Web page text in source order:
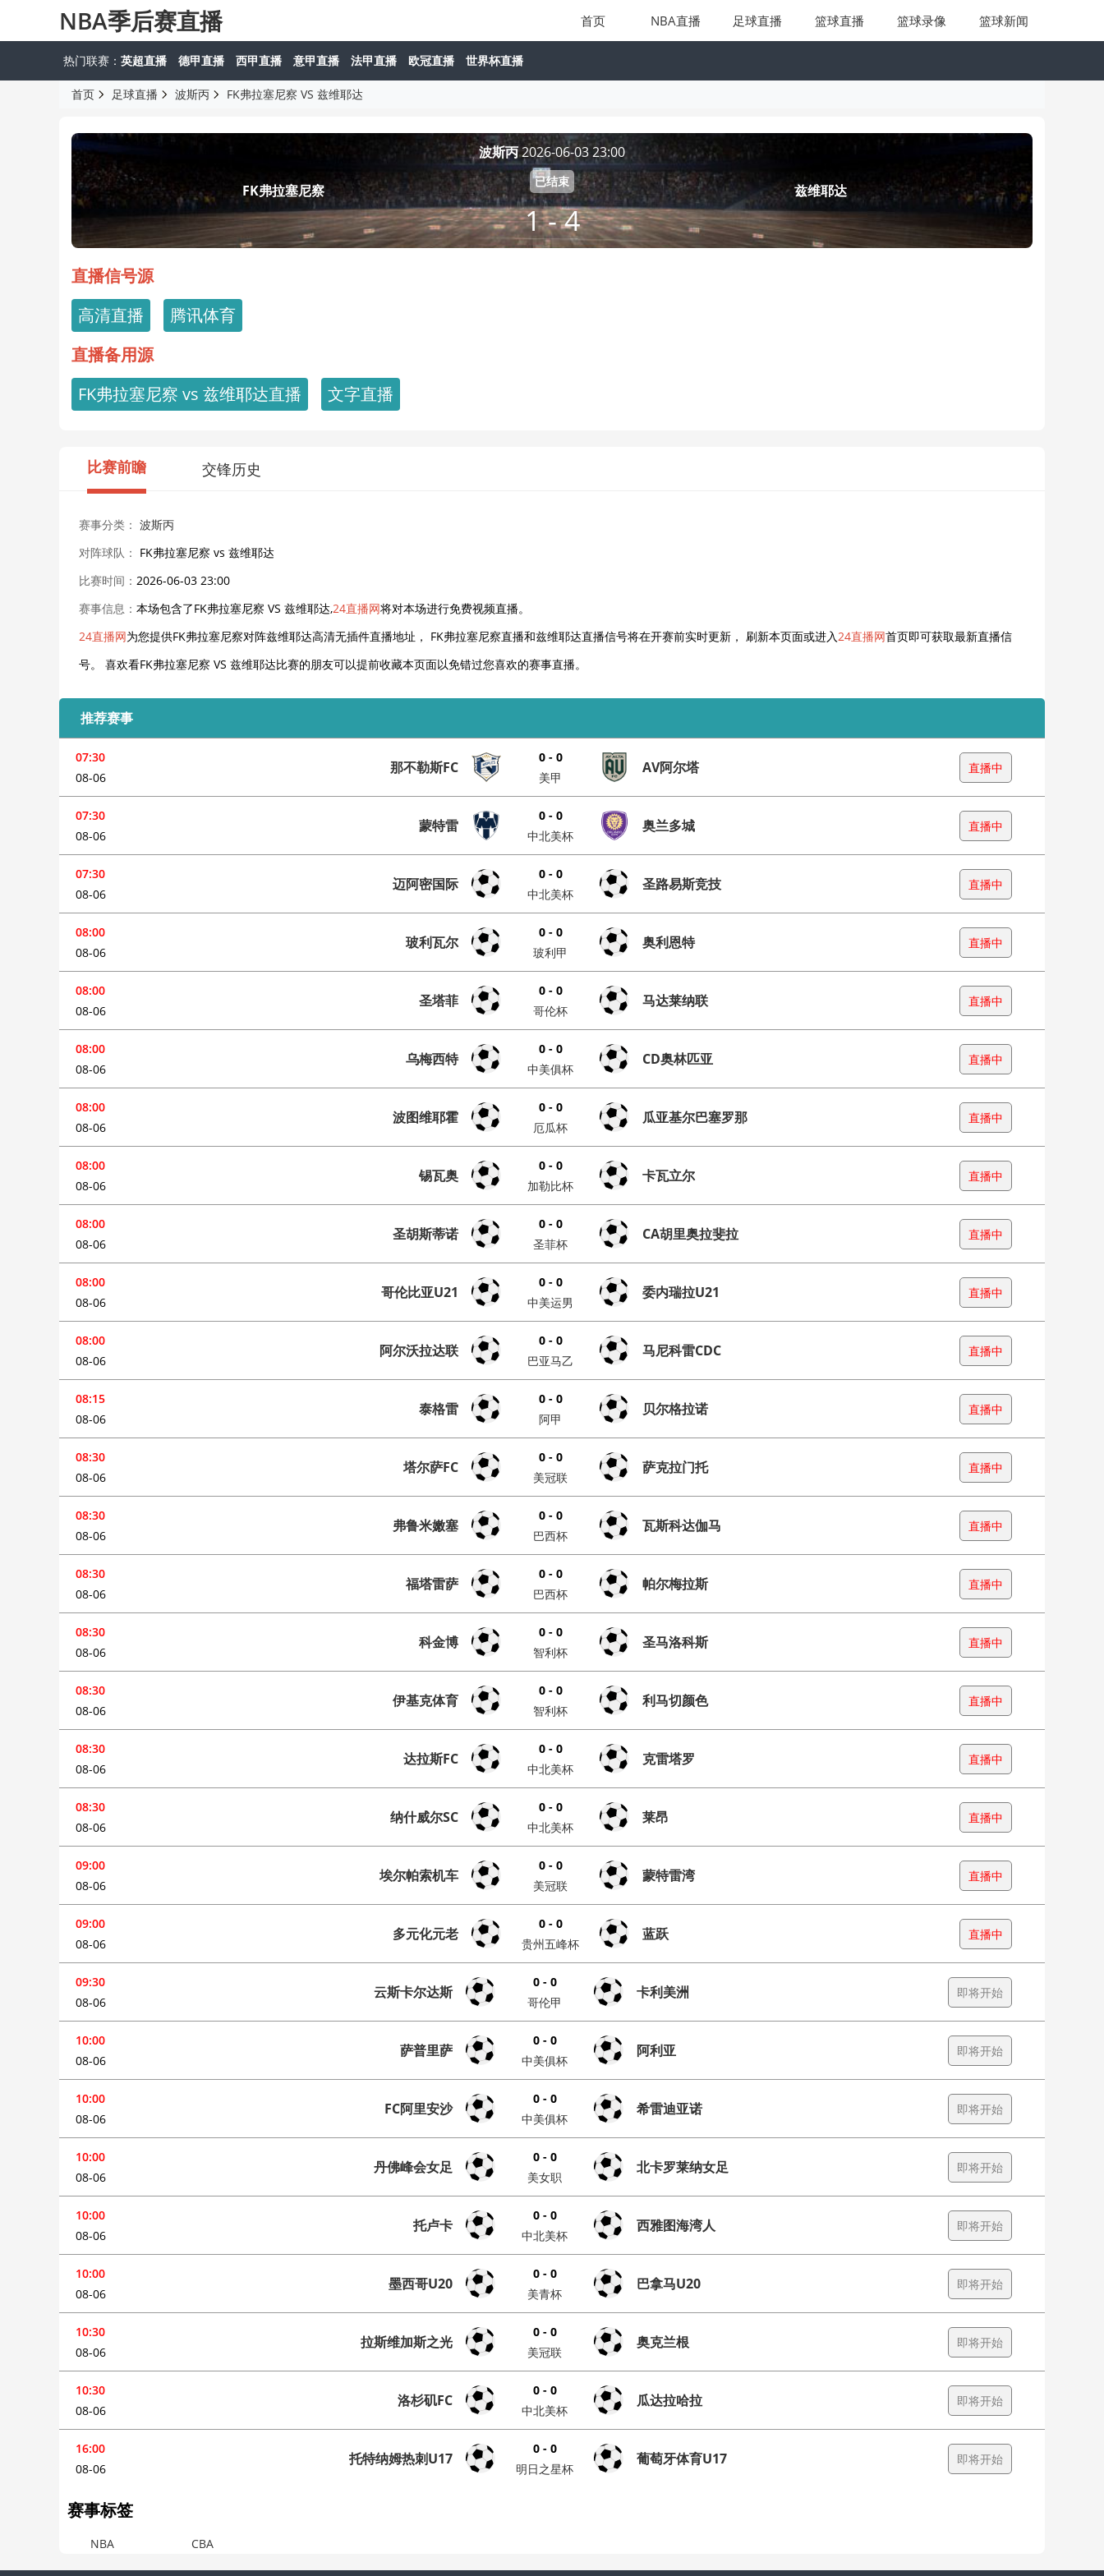
NBA季后赛直播 首页 NBA直播 足球直播 篮球直播 篮球录像 篮球新闻
热门联赛： 英超直播 德甲直播 西甲直播 意甲直播 法甲直播 欧冠直播 世界杯直播
首页 足球直播 波斯丙 FK弗拉塞尼察 VS 兹维耶达
FK弗拉塞尼察
波斯丙2026-06-03 23:00
已结束
1 - 4
兹维耶达
直播信号源
高清直播
腾讯体育
直播备用源
FK弗拉塞尼察 vs 兹维耶达直播
文字直播
比赛前瞻 交锋历史
赛事分类： 波斯丙
对阵球队： FK弗拉塞尼察 vs 兹维耶达
比赛时间： 2026-06-03 23:00
赛事信息： 本场包含了FK弗拉塞尼察 VS 兹维耶达,24直播网将对本场进行免费视频直播。
24直播网为您提供FK弗拉塞尼察对阵兹维耶达高清无插件直播地址， FK弗拉塞尼察直播和兹维耶达直播信号将在开赛前实时更新， 刷新本页面或进入24直播网首页即可获取最新直播信
号。 喜欢看FK弗拉塞尼察 VS 兹维耶达比赛的朋友可以提前收藏本页面以免错过您喜欢的赛事直播。
推荐赛事
07:30
08-06
那不勒斯FC
0 - 0
美甲
AV阿尔塔 直播中
07:30
08-06
蒙特雷
0 - 0
中北美杯
奥兰多城 直播中
07:30
08-06
迈阿密国际
0 - 0
中北美杯
圣路易斯竞技 直播中
08:00
08-06
玻利瓦尔
0 - 0
玻利甲
奥利恩特 直播中
08:00
08-06
圣塔菲
0 - 0
哥伦杯
马达莱纳联 直播中
08:00
08-06
乌梅西特
0 - 0
中美俱杯
CD奥林匹亚 直播中
08:00
08-06
波图维耶霍
0 - 0
厄瓜杯
瓜亚基尔巴塞罗那 直播中
08:00
08-06
锡瓦奥
0 - 0
加勒比杯
卡瓦立尔 直播中
08:00
08-06
圣胡斯蒂诺
0 - 0
圣菲杯
CA胡里奥拉斐拉 直播中
08:00
08-06
哥伦比亚U21
0 - 0
中美运男
委内瑞拉U21 直播中
08:00
08-06
阿尔沃拉达联
0 - 0
巴亚马乙
马尼科雷CDC 直播中
08:15
08-06
泰格雷
0 - 0
阿甲
贝尔格拉诺 直播中
08:30
08-06
塔尔萨FC
0 - 0
美冠联
萨克拉门托 直播中
08:30
08-06
弗鲁米嫩塞
0 - 0
巴西杯
瓦斯科达伽马 直播中
08:30
08-06
福塔雷萨
0 - 0
巴西杯
帕尔梅拉斯 直播中
08:30
08-06
科金博
0 - 0
智利杯
圣马洛科斯 直播中
08:30
08-06
伊基克体育
0 - 0
智利杯
利马切颜色 直播中
08:30
08-06
达拉斯FC
0 - 0
中北美杯
克雷塔罗 直播中
08:30
08-06
纳什威尔SC
0 - 0
中北美杯
莱昂 直播中
09:00
08-06
埃尔帕索机车
0 - 0
美冠联
蒙特雷湾 直播中
09:00
08-06
多元化元老
0 - 0
贵州五峰杯
蓝跃 直播中
09:30
08-06
云斯卡尔达斯
0 - 0
哥伦甲
卡利美洲 即将开始
10:00
08-06
萨普里萨
0 - 0
中美俱杯
阿利亚 即将开始
10:00
08-06
FC阿里安沙
0 - 0
中美俱杯
希雷迪亚诺 即将开始
10:00
08-06
丹佛峰会女足
0 - 0
美女职
北卡罗莱纳女足 即将开始
10:00
08-06
托卢卡
0 - 0
中北美杯
西雅图海湾人 即将开始
10:00
08-06
墨西哥U20
0 - 0
美青杯
巴拿马U20 即将开始
10:30
08-06
拉斯维加斯之光
0 - 0
美冠联
奥克兰根 即将开始
10:30
08-06
洛杉矶FC
0 - 0
中北美杯
瓜达拉哈拉 即将开始
16:00
08-06
托特纳姆热刺U17
0 - 0
明日之星杯
葡萄牙体育U17 即将开始
赛事标签
NBA CBA